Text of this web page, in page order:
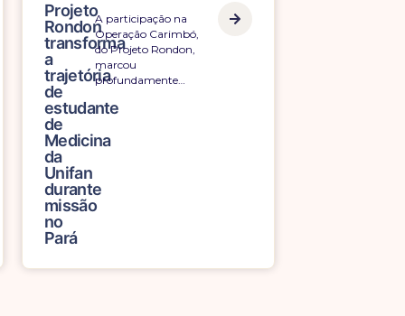
Projeto
Rondon
transforma
a
trajetória
de
estudante
de
Medicina
da
Unifan
durante
missão
no
Pará
A participação na
Operação Carimbó,
do Projeto Rondon,
marcou
profundamente…